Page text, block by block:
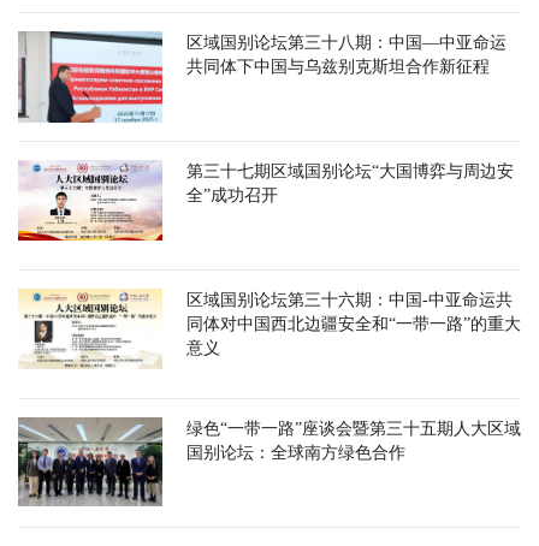
区域国别论坛第三十八期：中国—中亚命运
共同体下中国与乌兹别克斯坦合作新征程
第三十七期区域国别论坛“大国博弈与周边安
全”成功召开
区域国别论坛第三十六期：中国-中亚命运共
同体对中国西北边疆安全和“一带一路”的重大
意义
绿色“一带一路”座谈会暨第三十五期人大区域
国别论坛：全球南方绿色合作